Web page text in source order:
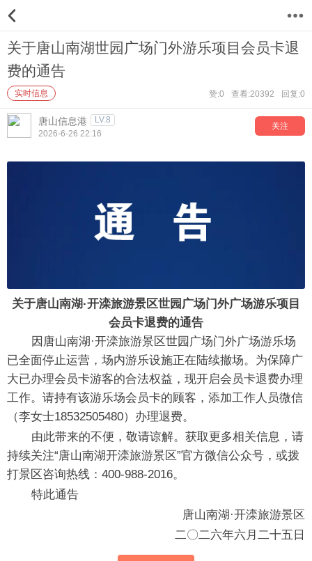
关于唐山南湖世园广场门外游乐项目会员卡退
费的通告
实时信息 赞:0 查看:20392 回复:0
唐山信息港 LV.8
关注
2026-6-26 22:16
关于唐山南湖·开滦旅游景区世园广场门外广场游乐项目
会员卡退费的通告
因唐山南湖·开滦旅游景区世园广场门外广场游乐场
已全面停止运营，场内游乐设施正在陆续撤场。为保障广
大已办理会员卡游客的合法权益，现开启会员卡退费办理
工作。请持有该游乐场会员卡的顾客，添加工作人员微信
（李女士18532505480）办理退费。
由此带来的不便，敬请谅解。获取更多相关信息，请
持续关注“唐山南湖开滦旅游景区”官方微信公众号，或拨
打景区咨询热线：400-988-2016。
特此通告
唐山南湖·开滦旅游景区
二〇二六年六月二十五日